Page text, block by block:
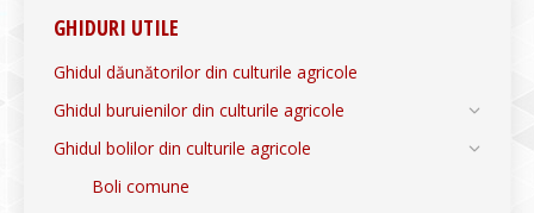
GHIDURI UTILE
Ghidul dăunătorilor din culturile agricole
Ghidul buruienilor din culturile agricole
Ghidul bolilor din culturile agricole
Boli comune